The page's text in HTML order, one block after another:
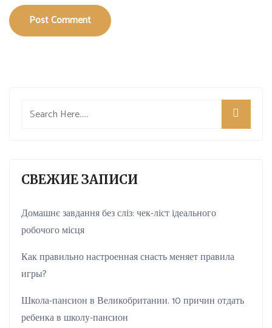
Post Comment
СВЕЖИЕ ЗАПИСИ
Домашнє завдання без сліз: чек-ліст ідеального
робочого місця
Как правильно настроенная снасть меняет правила
игры?
Школа-пансион в Великобритании. 10 причин отдать
ребенка в школу-пансион